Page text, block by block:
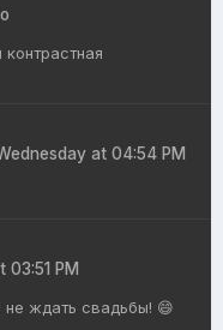
at 04:54 PM
03:51 PM
ждать свадьбы! 😄